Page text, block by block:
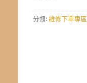
分類:維修下單專區